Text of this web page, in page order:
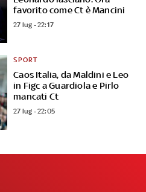
favorito come Ct è Mancini
27 lug - 22:17
Caos Italia, da Maldini e Leo
in Figc a Guardiola e Pirlo
mancati Ct
SPORT
27 lug - 22:05